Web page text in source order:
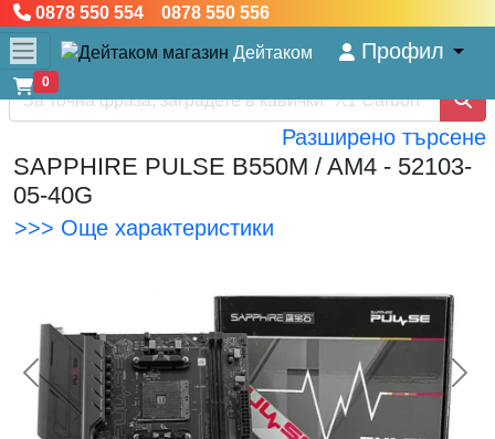
0878 550 554 0878 550 556
Дейтаком Профил
0
Разширено търсене
SAPPHIRE PULSE B550M / AM4 - 52103-
05-40G
>>> Още характеристики
<< Предишна